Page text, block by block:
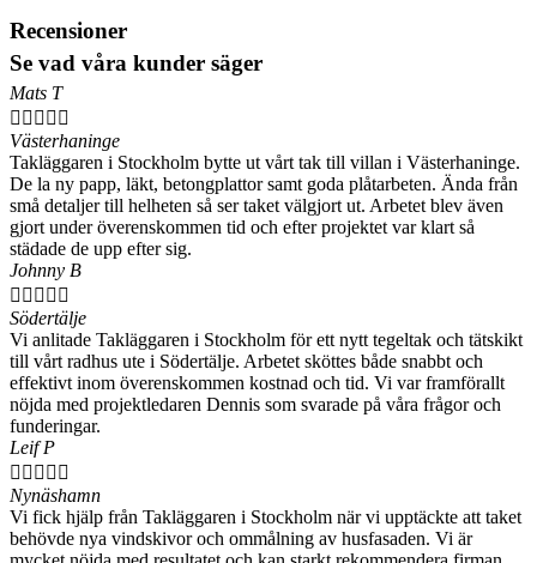
Recensioner
Se vad våra kunder säger
Mats T
    
Västerhaninge
Takläggaren i Stockholm bytte ut vårt tak till villan i Västerhaninge.
De la ny papp, läkt, betongplattor samt goda plåtarbeten. Ända från
små detaljer till helheten så ser taket välgjort ut. Arbetet blev även
gjort under överenskommen tid och efter projektet var klart så
städade de upp efter sig.
Johnny B
    
Södertälje
Vi anlitade Takläggaren i Stockholm för ett nytt tegeltak och tätskikt
till vårt radhus ute i Södertälje. Arbetet sköttes både snabbt och
effektivt inom överenskommen kostnad och tid. Vi var framförallt
nöjda med projektledaren Dennis som svarade på våra frågor och
funderingar.
Leif P
    
Nynäshamn
Vi fick hjälp från Takläggaren i Stockholm när vi upptäckte att taket
behövde nya vindskivor och ommålning av husfasaden. Vi är